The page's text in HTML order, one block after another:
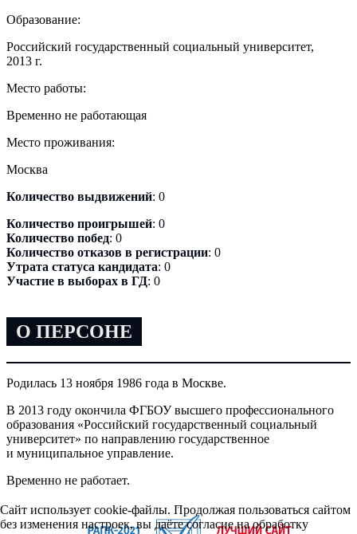
Образование:
Российский государственный социальный университет,
2013 г.
Место работы:
Временно не работающая
Место проживания:
Москва
Количество выдвижений: 0
Количество проигрышей: 0
Количество побед: 0
Количество отказов в регистрации: 0
Утрата статуса кандидата: 0
Участие в выборах в ГД: 0
О ПЕРСОНЕ
Родилась 13 ноября 1986 года в Москве.
В 2013 году окончила ФГБОУ высшего профессионального
образования «Российский государственный социальный
университет» по направлению государственное
и муниципальное управление.
Временно не работает.
Сайт использует cookie-файлы. Продолжая пользоваться сайтом
без изменения настроек, вы даёте согласие на обработку